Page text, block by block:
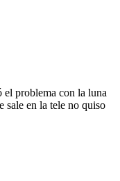
problema con la luna
sale en la tele no quiso